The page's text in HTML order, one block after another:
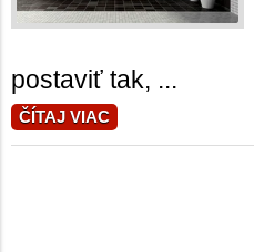
postaviť tak, ...
ČÍTAJ VIAC